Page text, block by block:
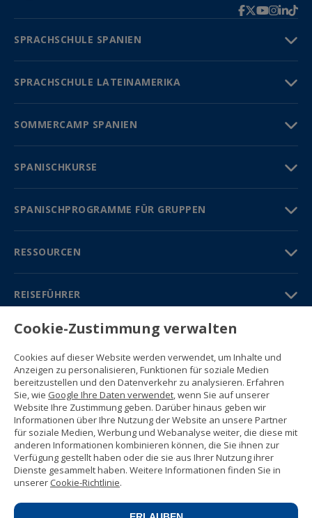
SPRACHSCHULE SPANIEN
SPRACHSCHULE LATEINAMERIKA
SOMMERCAMP SPANIEN
SPANISCHKURSE
SPANISCHPROGRAMME FÜR GRUPPEN
RESSOURCEN
REISEFÜHRER
PARTNER
Kontakt
Gratisbroschüre
(+34) 91 594 37 76
Gustavo Fernández Balbuena, 11
28002 Madrid, Spain
Sitemap
Nutzungsbedingungen
Datenschutzerklärung
Enforex Cookie-Richtlinie
(CIF B-79946729) Alle Rechte
Cookie-Zustimmung verwalten
Cookies auf dieser Website werden verwendet, um Inhalte und
Anzeigen zu personalisieren, Funktionen für soziale Medien
bereitzustellen und den Datenverkehr zu analysieren. Erfahren
Sie, wie Google Ihre Daten verwendet, wenn Sie auf unserer
Website Ihre Zustimmung geben. Darüber hinaus geben wir
Informationen über Ihre Nutzung der Website an unsere Partner
für soziale Medien, Werbung und Webanalyse weiter, die diese mit
anderen Informationen kombinieren können, die Sie ihnen zur
Verfügung gestellt haben oder die sie aus Ihrer Nutzung ihrer
Dienste gesammelt haben. Weitere Informationen finden Sie in
unserer Cookie-Richtlinie.